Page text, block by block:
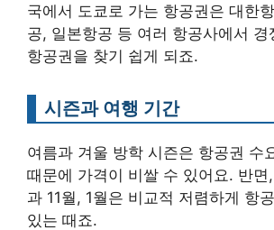
국에서 도쿄로 가는 항공권은 대한
공, 일본항공 등 여러 항공사에서 경
항공권을 찾기 쉽게 되죠.
시즌과 여행 기간
여름과 겨울 방학 시즌은 항공권 수
때문에 가격이 비쌀 수 있어요. 반면
과 11월, 1월은 비교적 저렴하게 항
있는 때죠.